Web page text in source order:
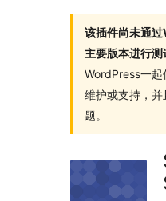
该插件尚未通
主要版本进行测
WordPress一起
维护或支持，
题。